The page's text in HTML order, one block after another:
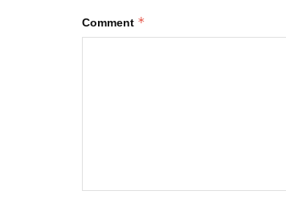
Comment *